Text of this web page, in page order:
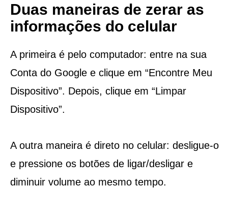
Duas maneiras de zerar as
informações do celular
A primeira é pelo computador: entre na sua
Conta do Google e clique em “Encontre Meu
Dispositivo”. Depois, clique em “Limpar
Dispositivo”.
A outra maneira é direto no celular: desligue-o
e pressione os botões de ligar/desligar e
diminuir volume ao mesmo tempo.